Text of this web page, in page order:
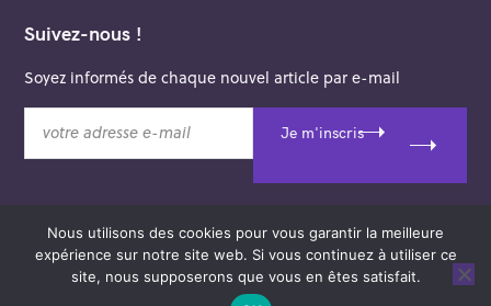
Suivez-nous !
Soyez informés de chaque nouvel article par e-mail
t
Je m'inscris
© 2026 Saint-Merry Hors-les-Murs.
Theme: Felt byPixelgrade.
Nous utilisons des cookies pour vous garantir la meilleure
expérience sur notre site web. Si vous continuez à utiliser ce
site, nous supposerons que vous en êtes satisfait.